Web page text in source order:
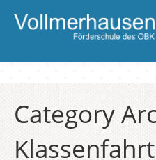
Category
Klassenfahrt